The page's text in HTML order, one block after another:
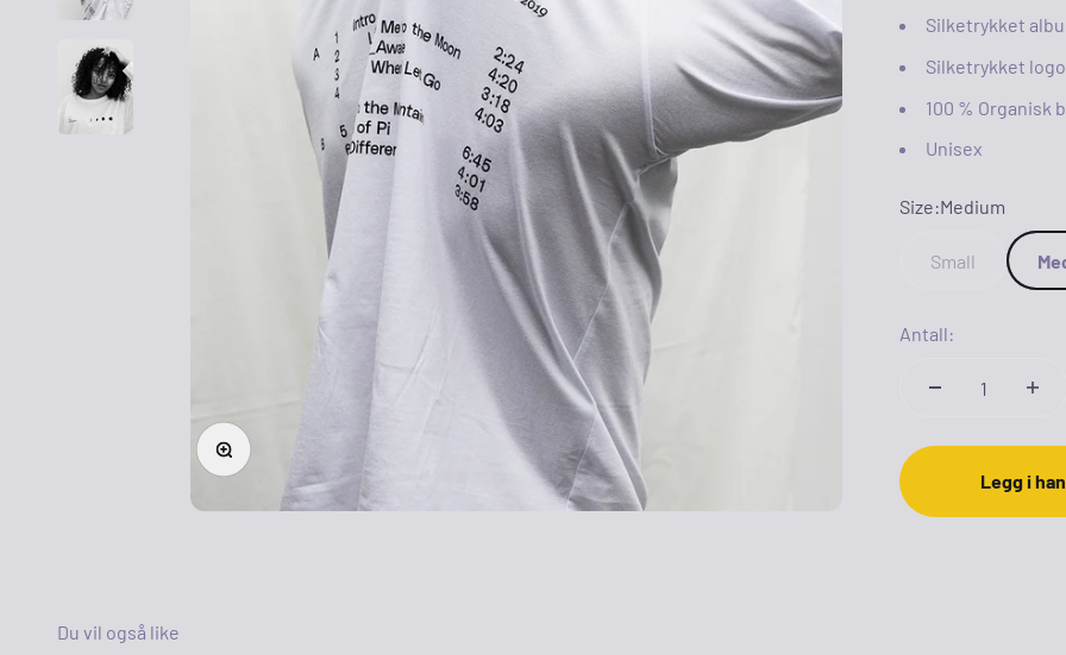
Forstørr
Silketrykket
Silketrykket
100 % Organisk
Unisex
Size:Medium
Small
Antall:
Legg i